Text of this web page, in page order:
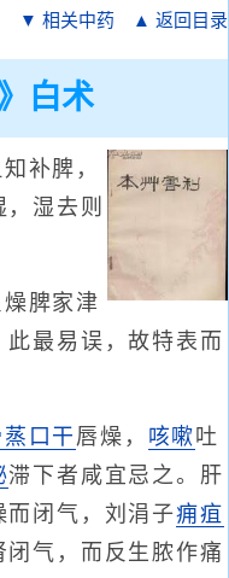
▼ 相关中药 ▲ 返回目录
白术
补脾，
湿去则
脾家津
最易误，故特表而
口干 唇燥， 咳嗽吐
滞下者咸宜忌之。肝
而闭气，刘涓子痈疽
气，而反生脓作痛